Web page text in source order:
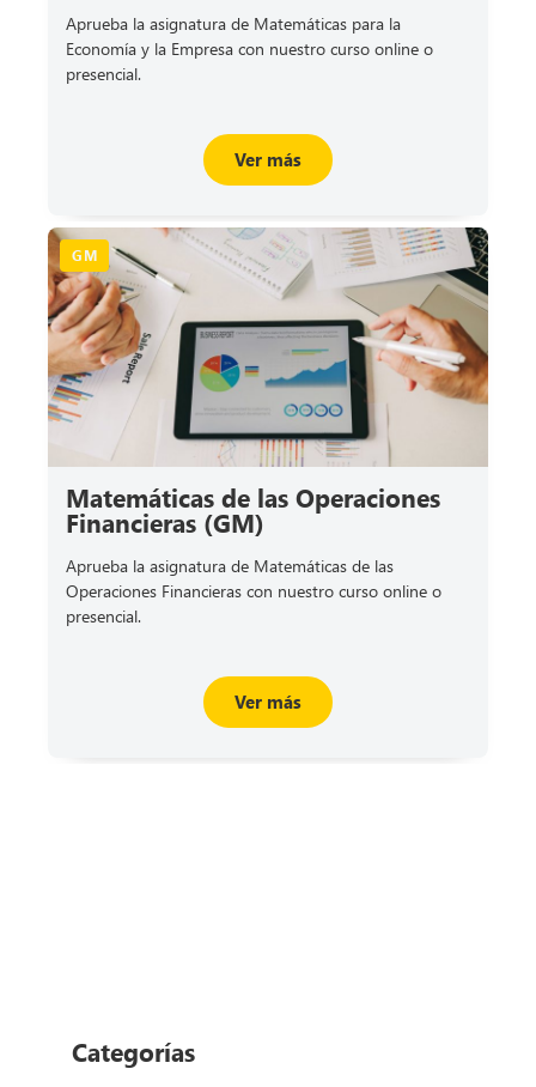
Categorías
Aprueba la asignatura de Matemáticas para la
Economía y la Empresa con nuestro curso online o
presencial.
Ver más
GM
Matemáticas de las Operaciones
Financieras (GM)
Aprueba la asignatura de Matemáticas de las
Operaciones Financieras con nuestro curso online o
presencial.
Ver más